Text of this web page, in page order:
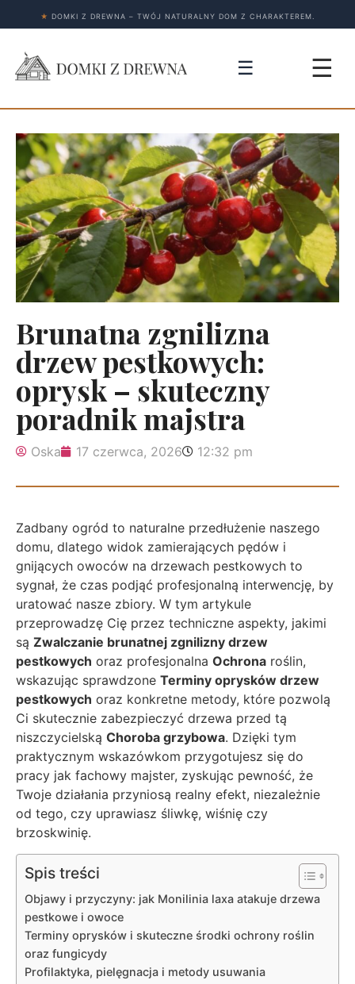
★ DOMKI Z DREWNA – TWÓJ NATURALNY DOM Z CHARAKTEREM.
☰ ☰
Brunatna zgnilizna
drzew pestkowych:
oprysk – skuteczny
poradnik majstra
Oska 17 czerwca, 2026 12:32 pm
Zadbany ogród to naturalne przedłużenie naszego
domu, dlatego widok zamierających pędów i
gnijących owoców na drzewach pestkowych to
sygnał, że czas podjąć profesjonalną interwencję, by
uratować nasze zbiory. W tym artykule
przeprowadzę Cię przez techniczne aspekty, jakimi
są Zwalczanie brunatnej zgnilizny drzew
pestkowych oraz profesjonalna Ochrona roślin,
wskazując sprawdzone Terminy oprysków drzew
pestkowych oraz konkretne metody, które pozwolą
Ci skutecznie zabezpieczyć drzewa przed tą
niszczycielską Choroba grzybowa. Dzięki tym
praktycznym wskazówkom przygotujesz się do
pracy jak fachowy majster, zyskując pewność, że
Twoje działania przyniosą realny efekt, niezależnie
od tego, czy uprawiasz śliwkę, wiśnię czy
brzoskwinię.
Spis treści
Objawy i przyczyny: jak Monilinia laxa atakuje drzewa
pestkowe i owoce
Terminy oprysków i skuteczne środki ochrony roślin
oraz fungicydy
Profilaktyka, pielęgnacja i metody usuwania